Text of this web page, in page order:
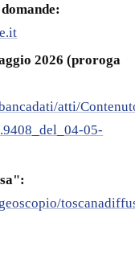
2026 (proroga
atti/
05-